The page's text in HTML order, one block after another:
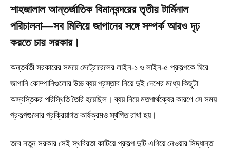
শাহজালাল আন্তর্জাতিক বিমানবন্দরের তৃতীয় টার্মিনাল
পরিচালনা—সব মিলিয়ে জাপানের সঙ্গে সম্পর্ক আরও দৃঢ়
করতে চায় সরকার।
অন্তর্বর্তী সরকারের সময়ে মেট্রোরেলের লাইন-১ ও লাইন-৫ প্রকল্পকে ঘিরে
জাপানি কোম্পানিগুলোর উচ্চ ব্যয় প্রস্তাব নিয়ে দুই দেশের মধ্যে কিছুটা
অস্বস্তিকর পরিস্থিতি তৈরি হয়েছিল। ব্যয় নিয়ে মতপার্থক্যের কারণে সে সময়
প্রকল্পগুলোর প্রক্রিয়াগত কার্যক্রমও স্থগিত রাখা হয়।
তবে নতুন সরকার সেই স্থবিরতা কাটিয়ে প্রকল্প দুটি এগিয়ে নেওয়ার সিদ্ধান্ত